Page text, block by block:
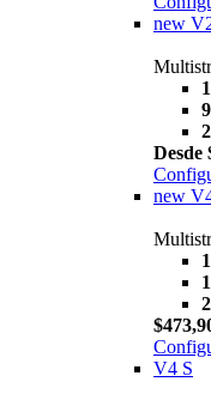
new
Desde
new
V4 S